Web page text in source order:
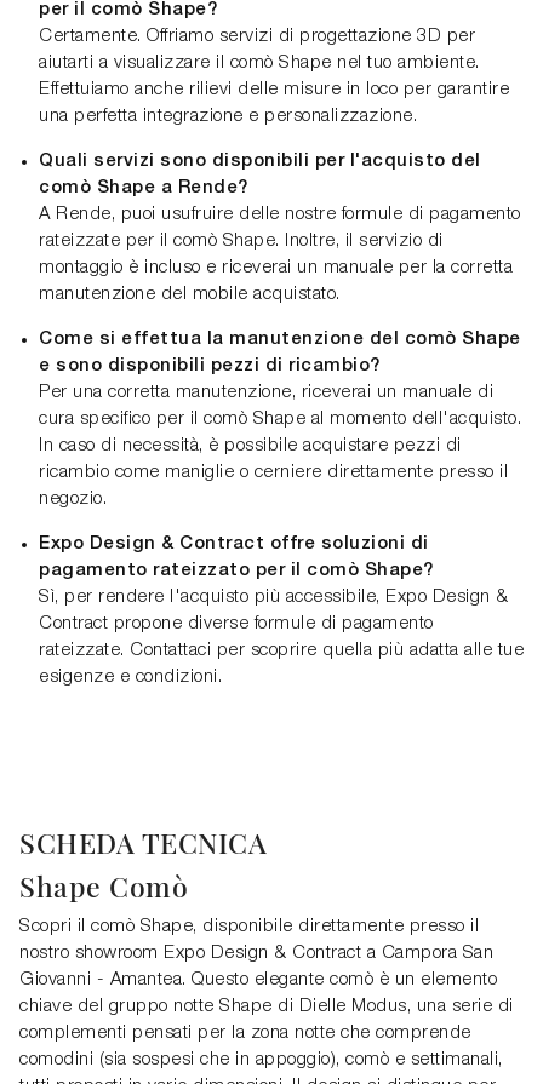
per il comò Shape?
Certamente. Offriamo servizi di progettazione 3D per
aiutarti a visualizzare il comò Shape nel tuo ambiente.
Effettuiamo anche rilievi delle misure in loco per garantire
una perfetta integrazione e personalizzazione.
Quali servizi sono disponibili per l'acquisto del
comò Shape a Rende?
A Rende, puoi usufruire delle nostre formule di pagamento
rateizzate per il comò Shape. Inoltre, il servizio di
montaggio è incluso e riceverai un manuale per la corretta
manutenzione del mobile acquistato.
Come si effettua la manutenzione del comò Shape
e sono disponibili pezzi di ricambio?
Per una corretta manutenzione, riceverai un manuale di
cura specifico per il comò Shape al momento dell'acquisto.
In caso di necessità, è possibile acquistare pezzi di
ricambio come maniglie o cerniere direttamente presso il
negozio.
Expo Design & Contract offre soluzioni di
pagamento rateizzato per il comò Shape?
Sì, per rendere l'acquisto più accessibile, Expo Design &
Contract propone diverse formule di pagamento
rateizzate. Contattaci per scoprire quella più adatta alle tue
esigenze e condizioni.
SCHEDA TECNICA
Shape Comò
Scopri il comò Shape, disponibile direttamente presso il
nostro showroom Expo Design & Contract a Campora San
Giovanni - Amantea. Questo elegante comò è un elemento
chiave del gruppo notte Shape di Dielle Modus, una serie di
complementi pensati per la zona notte che comprende
comodini (sia sospesi che in appoggio), comò e settimanali,